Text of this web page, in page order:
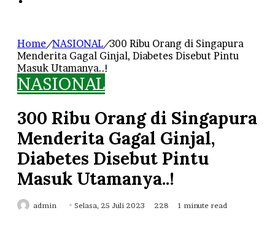
Home/NASIONAL/300 Ribu Orang di Singapura
Menderita Gagal Ginjal, Diabetes Disebut Pintu
Masuk Utamanya..!
NASIONAL
300 Ribu Orang di Singapura
Menderita Gagal Ginjal,
Diabetes Disebut Pintu
Masuk Utamanya..!
admin
SendSelasa, 25 Juli 2023 228 1 minute read